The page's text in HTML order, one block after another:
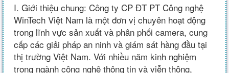
I. Giới thiệu chung: Công ty CP ĐT PT Công nghệ
WinTech Việt Nam là một đơn vị chuyên hoạt động
trong lĩnh vực sản xuất và phân phối camera, cung
cấp các giải pháp an ninh và giám sát hàng đầu tại
thị trường Việt Nam. Với nhiều năm kinh nghiệm
trong ngành công nghệ thông tin và viễn thông,